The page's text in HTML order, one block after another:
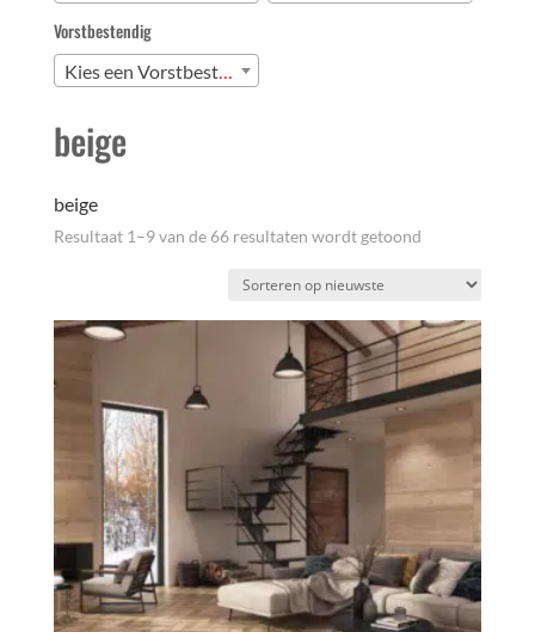
beige
beige
Resultaat 1–9 van de 66 resultaten wordt getoondGesorteerd
Vorstbestendig
Kies een Vorstbestendig